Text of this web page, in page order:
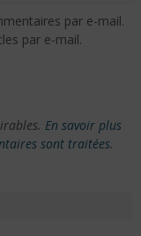
par e-mail.
par e-mail.
En savoir plus
sont traitées.